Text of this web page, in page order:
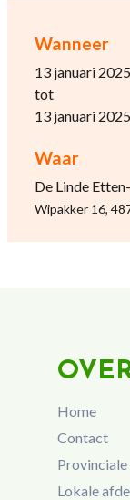
Wanneer
13 januari
tot
13 januari
Waar
De Linde
Wipakker 16,
Home
Contact
Lokale